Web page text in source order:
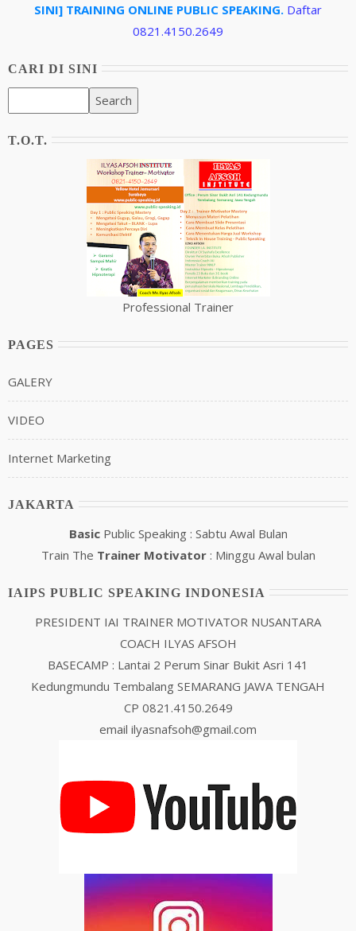
SINI] TRAINING ONLINE PUBLIC SPEAKING. Daftar
0821.4150.2649
CARI DI SINI
T.O.T.
Professional Trainer
PAGES
GALERY
VIDEO
Internet Marketing
JAKARTA
BasicPublic Speaking : Sabtu Awal Bulan
Train The Trainer Motivator: Minggu Awal bulan
IAIPS PUBLIC SPEAKING INDONESIA
PRESIDENT IAI TRAINER MOTIVATOR NUSANTARA
COACH ILYAS AFSOH
BASECAMP : Lantai 2 Perum Sinar Bukit Asri 141
Kedungmundu Tembalang SEMARANG JAWA TENGAH
CP 0821.4150.2649
email ilyasnafsoh@gmail.com